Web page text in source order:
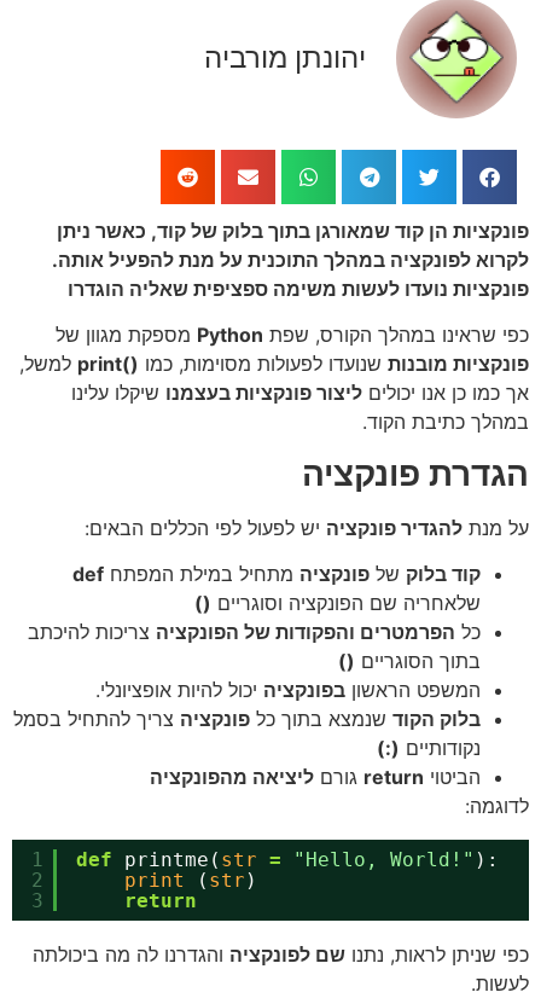
יהונתן מורביה
פונקציות הן קוד שמאורגן בתוך בלוק של קוד, כאשר ניתן
לקרוא לפונקציה במהלך התוכנית על מנת להפעיל אותה.
פונקציות נועדו לעשות משימה ספציפית שאליה הוגדרו
כפי שראינו במהלך הקורס, שפת Python מספקת מגוון של
פונקציות מובנות שנועדו לפעולות מסוימות, כמו ()print
למשל,
אך כמו כן אנו יכולים ליצור פונקציות בעצמנו שיקלו עלינו
במהלך כתיבת הקוד.
הגדרת פונקציה
על מנת להגדיר פונקציה יש לפעול לפי הכללים הבאים:
קוד בלוק של פונקציה מתחיל במילת המפתח def
שלאחריה שם הפונקציה וסוגריים ()
כל הפרמטרים והפקודות של הפונקציה צריכות להיכתב
בתוך הסוגריים ()
המשפט הראשון בפונקציה יכול להיות אופציונלי.
בלוק הקוד שנמצא בתוך כל פונקציה צריך להתחיל בסמל
נקודותיים (:)
הביטוי return גורם ליציאה מהפונקציה
לדוגמה:
1
2
3
def printme( str = "Hello, World!" ):
print
( str )
return
כפי שניתן לראות, נתנו שם לפונקציה והגדרנו לה מה ביכולתה
לעשות.